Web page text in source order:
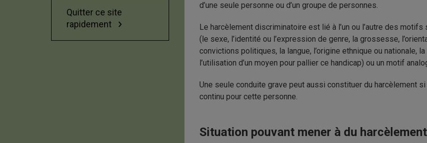
Quitter ce site
rapidement
d’une seule personne ou d’un groupe de personnes.
Le harcèlement discriminatoire est lié à l’un ou l’autre des
(le sexe, l’identité ou l’expression de genre, la grossesse,
convictions politiques, la langue, l’origine ethnique ou nationale,
l’utilisation d’un moyen pour pallier ce handicap) ou un motif
Une seule conduite grave peut aussi constituer du harcèlement
continu pour cette personne.
Situation pouvant mener à du harcèlement